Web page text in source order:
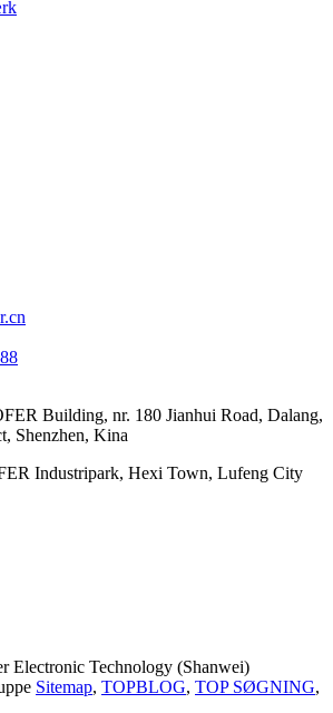
Building, nr. 180 Jianhui Road, Dalang,
Shenzhen, Kina
Industripark, Hexi Town, Lufeng City
Electronic Technology (Shanwei)
Sitemap, TOPBLOG, TOP SØGNING,